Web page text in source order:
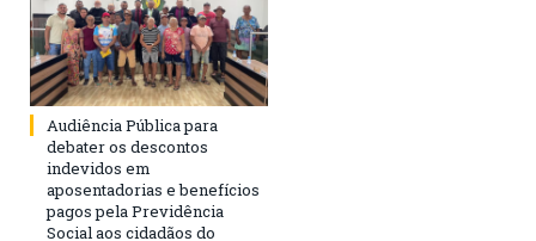
Audiência Pública para
debater os descontos
indevidos em
aposentadorias e benefícios
pagos pela Previdência
Social aos cidadãos do